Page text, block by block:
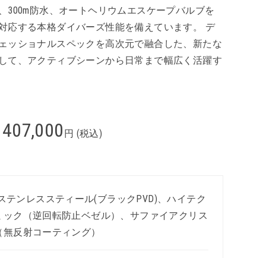
300m防水、オートヘリウムエスケープバルブを
応する本格ダイバーズ性能を備えています。 デ
ッショナルスペックを高次元で融合した、新たな
て、アクティブシーンから日常まで幅広く活躍す
407,000 円 (税込)
テンレススティール(ブラックPVD)、ハイテク
ック（逆回転防止ベゼル）、サファイアクリス
反射コーティング）